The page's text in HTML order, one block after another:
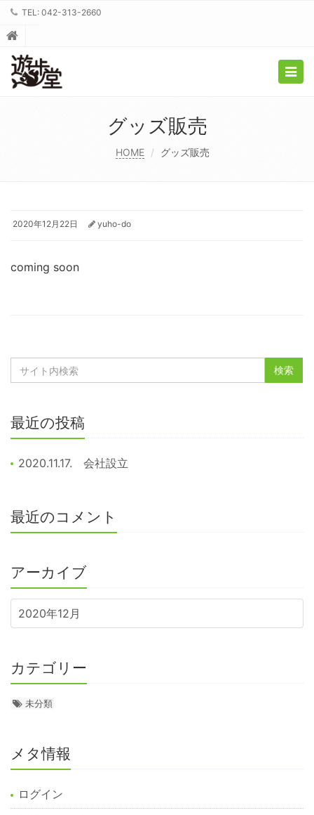
TEL: 042-313-2660
グッズ販売
HOME グッズ販売
2020年12月22日 yuho-do
coming soon
最近の投稿
2020.11.17. 会社設立
最近のコメント
アーカイブ
2020年12月
カテゴリー
未分類
メタ情報
ログイン